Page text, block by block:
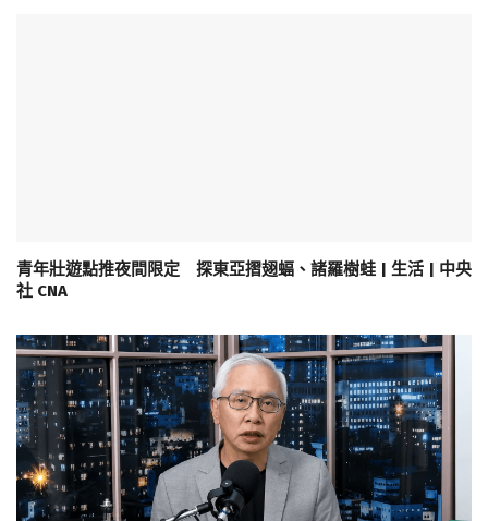
青年壯遊點推夜間限定 探東亞摺翅蝠、諸羅樹蛙 | 生活 | 中央
社 CNA